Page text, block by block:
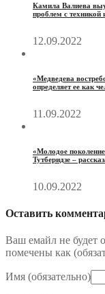
Камила Валиева
проблем с техникой
12.09.2022
«Медведева
определяет ее как
11.09.2022
«Молодое
Тутберидзе –
10.09.2022
Оставить
Ваш емайл не будет
помечены как (
Имя (обязательно)